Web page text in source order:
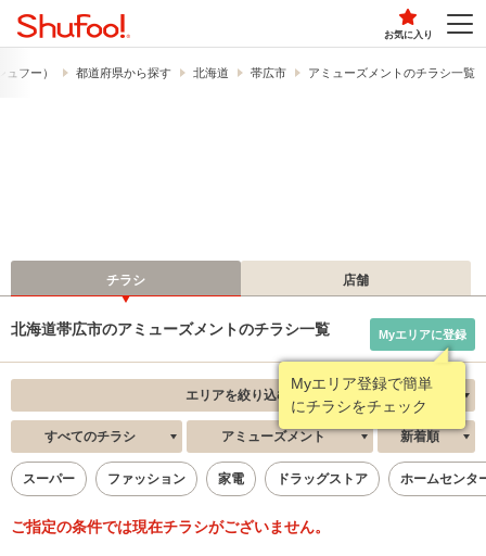
お気に入り
フー） 都道府県から探す 北海道 帯広市 アミューズメントのチラシ一覧
チラシ 店舗
北海道帯広市のアミューズメントのチラシ一覧
Myエリア登録で簡単
にチラシをチェック
Myエリアに登録
エリアを絞り込む
すべてのチラシ アミューズメント 新着順
スーパー ファッション 家電 ドラッグストア ホームセンタ
ご指定の条件では現在チラシがございません。